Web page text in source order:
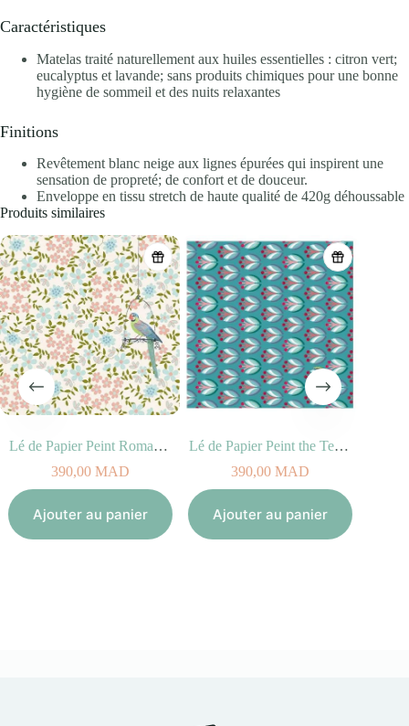
Caractéristiques
Matelas traité naturellement aux huiles essentielles : citron vert;
eucalyptus et lavande; sans produits chimiques pour une bonne
hygiène de sommeil et des nuits relaxantes
Finitions
Revêtement blanc neige aux lignes épurées qui inspirent une
sensation de propreté; de confort et de douceur.
Enveloppe en tissu stretch de haute qualité de 420g déhoussable
Produits similaires
Lé de Papier Peint Romance
390,00MAD
Ajouter au panier
Lé de Papier Peint the Teacoks
390,00MAD
Ajouter au panier